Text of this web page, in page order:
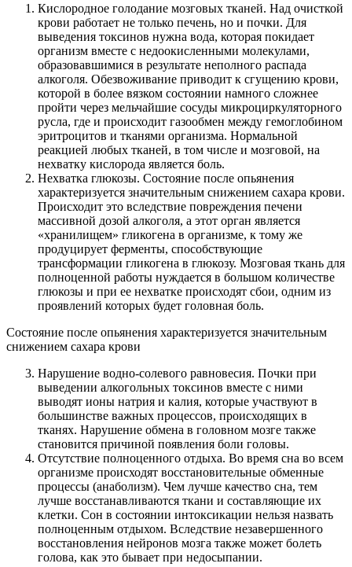
Кислородное голодание мозговых тканей. Над очисткой
крови работает не только печень, но и почки. Для
выведения токсинов нужна вода, которая покидает
организм вместе с недоокисленными молекулами,
образовавшимися в результате неполного распада
алкоголя. Обезвоживание приводит к сгущению крови,
которой в более вязком состоянии намного сложнее
пройти через мельчайшие сосуды микроциркуляторного
русла, где и происходит газообмен между гемоглобином
эритроцитов и тканями организма. Нормальной
реакцией любых тканей, в том числе и мозговой, на
нехватку кислорода является боль.
Нехватка глюкозы. Состояние после опьянения
характеризуется значительным снижением сахара крови.
Происходит это вследствие повреждения печени
массивной дозой алкоголя, а этот орган является
«хранилищем» гликогена в организме, к тому же
продуцирует ферменты, способствующие
трансформации гликогена в глюкозу. Мозговая ткань для
полноценной работы нуждается в большом количестве
глюкозы и при ее нехватке происходят сбои, одним из
проявлений которых будет головная боль.
Состояние после опьянения характеризуется значительным
снижением сахара крови
Нарушение водно-солевого равновесия. Почки при
выведении алкогольных токсинов вместе с ними
выводят ионы натрия и калия, которые участвуют в
большинстве важных процессов, происходящих в
тканях. Нарушение обмена в головном мозге также
становится причиной появления боли головы.
Отсутствие полноценного отдыха. Во время сна во всем
организме происходят восстановительные обменные
процессы (анаболизм). Чем лучше качество сна, тем
лучше восстанавливаются ткани и составляющие их
клетки. Сон в состоянии интоксикации нельзя назвать
полноценным отдыхом. Вследствие незавершенного
восстановления нейронов мозга также может болеть
голова, как это бывает при недосыпании.